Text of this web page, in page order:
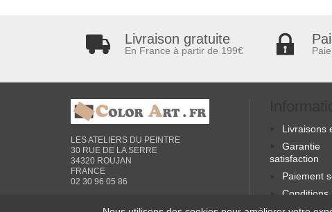
Livraison gratuite
En France à partir de 199€
LES ATELIERS DU PEINTRE
30 RUE DE LA SERRE
34320 ROUJAN
FRANCE
02 30 96 05 86
Livraisons
Garantie
satisfaction
Paiement
Conditions
générales